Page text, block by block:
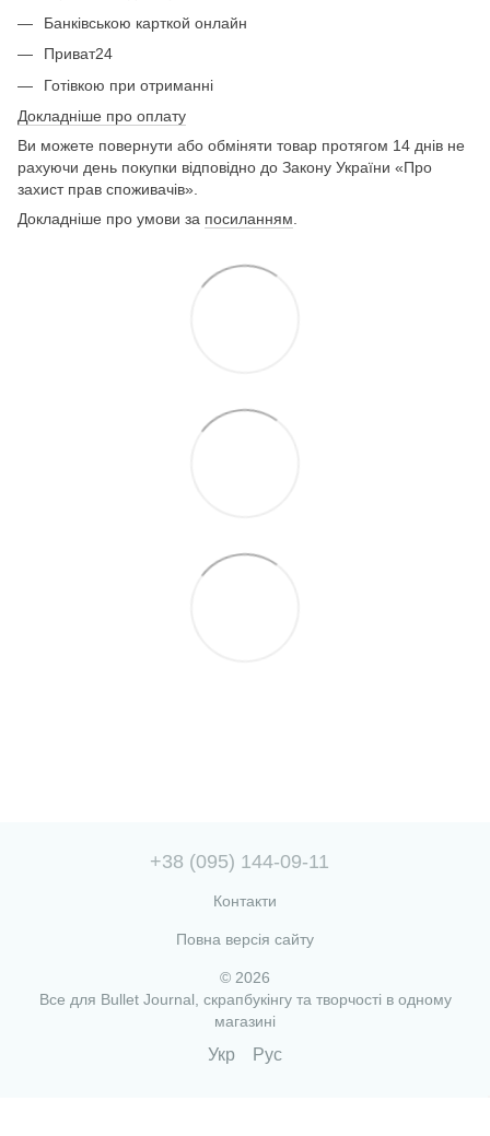
Банківською карткой онлайн
Приват24
Готівкою при отриманні
Докладніше про оплату
Ви можете повернути або обміняти товар протягом 14 днів не
рахуючи день покупки відповідно до Закону України «Про
захист прав споживачів».
Докладніше про умови за посиланням
+38 (095) 144-09-11
Контакти
Повна версія сайту
© 2026
Все для Bullet Journal, скрапбукінгу та творчості в одному
магазині
Укр Рус